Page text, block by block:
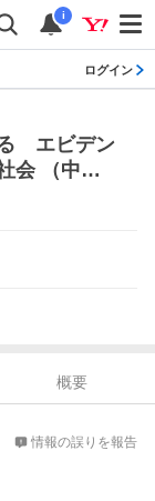
i
ログイン
エビデン
会 （中公
概要
情報の誤りを報告